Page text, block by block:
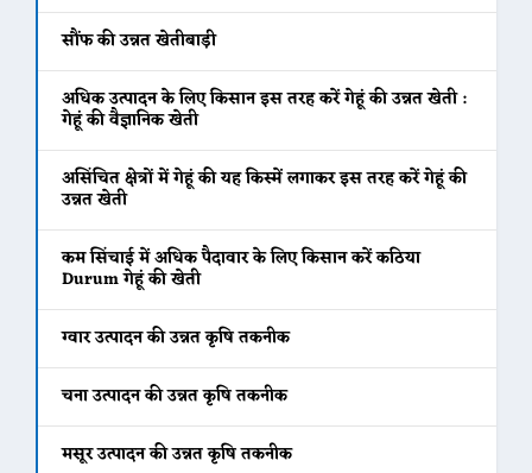
सौंफ की उन्नत खेतीबाड़ी
अधिक उत्पादन के लिए किसान इस तरह करें गेहूं की उन्नत खेती :
गेहूं की वैज्ञानिक खेती
असिंचित क्षेत्रों में गेहूं की यह किस्में लगाकर इस तरह करें गेहूं की
उन्नत खेती
कम सिंचाई में अधिक पैदावार के लिए किसान करें कठिया
Durum गेहूं की खेती
ग्वार उत्पादन की उन्नत कृषि तकनीक
चना उत्पादन की उन्नत कृषि तकनीक
मसूर उत्पादन की उन्नत कृषि तकनीक